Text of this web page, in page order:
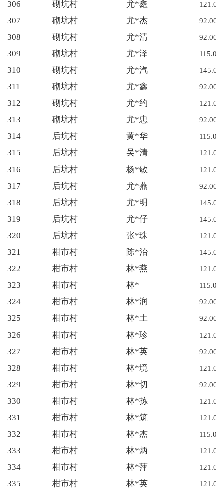
306 砌坑村 尤*鑫 121.00
307 砌坑村 尤*杰 92.00
308 砌坑村 尤*清 92.00
309 砌坑村 尤*泽 115.00
310 砌坑村 尤*汽 145.00
311 砌坑村 尤*鑫 92.00
312 砌坑村 尤*约 121.00
313 砌坑村 尤*忠 92.00
314 后坑村 黄*华 115.00
315 后坑村 吴*清 121.00
316 后坑村 杨*敏 121.00
317 后坑村 尤*燕 92.00
318 后坑村 尤*明 145.00
319 后坑村 尤*仔 145.00
320 后坑村 张*珠 121.00
321 柑市村 陈*治 145.00
322 柑市村 林*燕 121.00
323 柑市村 林* 115.00
324 柑市村 林*润 92.00
325 柑市村 林*土 92.00
326 柑市村 林*珍 121.00
327 柑市村 林*英 92.00
328 柑市村 林*境 121.00
329 柑市村 林*切 92.00
330 柑市村 林*拣 121.00
331 柑市村 林*筑 121.00
332 柑市村 林*杰 115.00
333 柑市村 林*炳 121.00
334 柑市村 林*萍 121.00
335 柑市村 林*英 121.00